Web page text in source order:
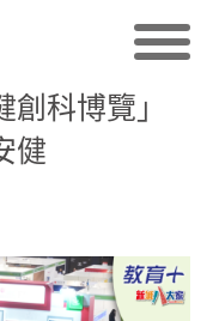
科博覽」
健